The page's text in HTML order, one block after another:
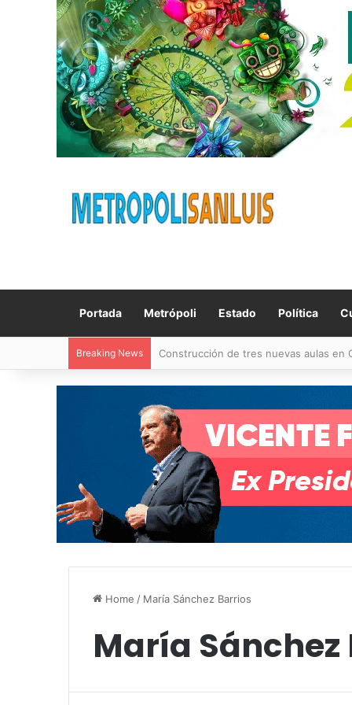
Portada Metrópoli Estado Política
Breaking News Construcción de tres nuevas aulas en
Home / María Sánchez Barrios
María Sánchez